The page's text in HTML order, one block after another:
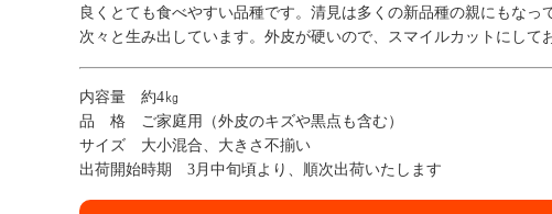
良くとても食べやすい品種です。清見は多くの新品種の親にもな
次々と生み出しています。外皮が硬いので、スマイルカットにし
内容量 約4㎏
品 格 ご家庭用（外皮のキズや黒点も含む）
サイズ 大小混合、大きさ不揃い
出荷開始時期 3月中旬頃より、順次出荷いたします